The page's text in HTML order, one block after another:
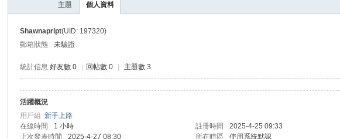
主題 個人資料
Shawnapript(UID: 197320)
郵箱狀態
未驗證
統計信息 好友數 0 回帖數 0 主題數 3
活躍概況
用戶組新手上路
在線時間
1 小時 註冊時間 2025-4-25 09:33
上次發表時間
2025-4-27 08:30 所在時區 使用系統默認